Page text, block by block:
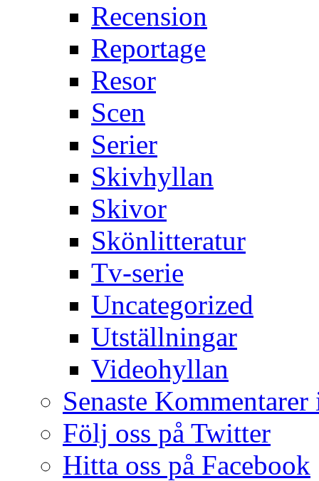
Recension
Reportage
Resor
Scen
Serier
Skivhyllan
Skivor
Skönlitteratur
Tv-serie
Uncategorized
Utställningar
Videohyllan
Senaste Kommentarer
Följ oss på Twitter
Hitta oss på Facebook